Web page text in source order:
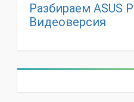
Разбираем ASUS
Видеоверсия